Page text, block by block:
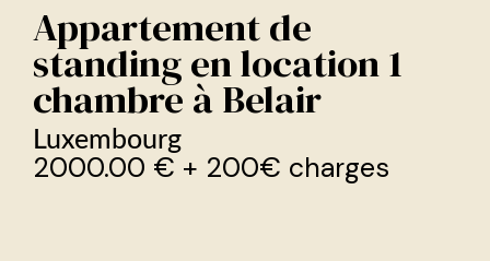
Appartement de
standing en location 1
chambre à Belair
Luxembourg
2000.00 € + 200€ charges